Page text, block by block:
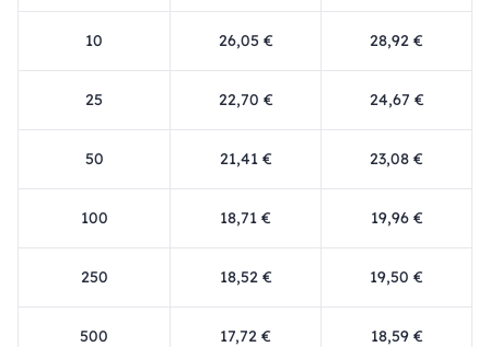
10 26,05 € 28,92 €
25 22,70 € 24,67 €
50 21,41 € 23,08 €
100 18,71 € 19,96 €
250 18,52 € 19,50 €
500 17,72 € 18,59 €